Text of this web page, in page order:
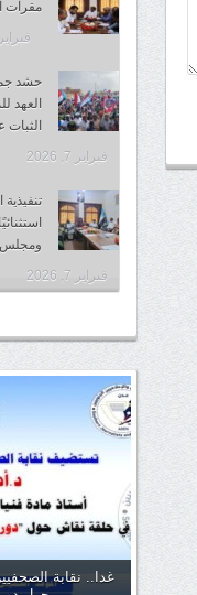
مقرات
فبراير 27, 2026
حشد
العهد
الثبات
فبراير 7, 2026
ومجلس
فبراير 7, 2026
غدا.. نقابة